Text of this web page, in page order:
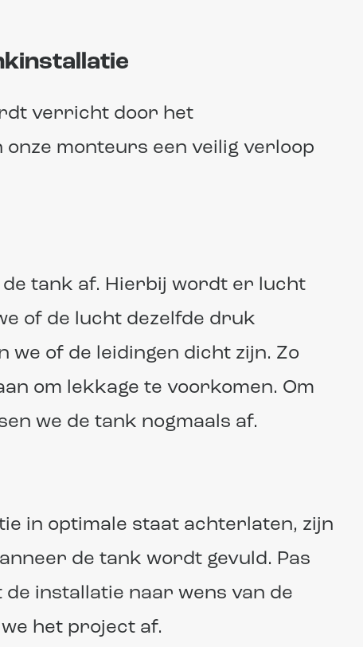
verricht door het
monteurs een veilig verloop
tank af. Hierbij wordt er lucht
of de lucht dezelfde druk
of de leidingen dicht zijn. Zo
om lekkage te voorkomen. Om
we de tank nogmaals af.
in optimale staat achterlaten, zijn
de tank wordt gevuld. Pas
installatie naar wens van de
het project af.